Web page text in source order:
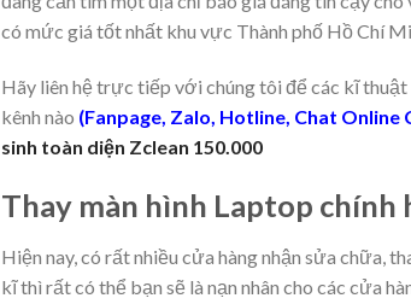
có mức giá tốt nhất khu vực Thành phố Hồ Chí
Hãy liên hệ trực tiếp với chúng tôi để các kĩ
kênh nào (Fanpage, Zalo, Hotline, Chat Online
sinh toàn diện Zclean 150.000
Thay màn hình Laptop chính
Hiện nay, có rất nhiều cửa hàng nhận sửa chữa,
kĩ thì rất có thể bạn sẽ là nạn nhân cho các cửa